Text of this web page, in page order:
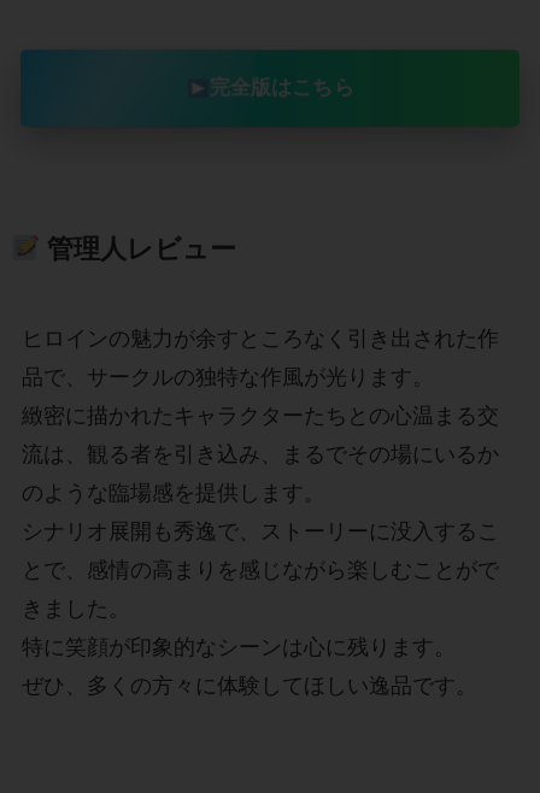
完全版はこちら
管理人レビュー
ヒロインの魅力が余すところなく引き出された作
品で、サークルの独特な作風が光ります。
緻密に描かれたキャラクターたちとの心温まる交
流は、観る者を引き込み、まるでその場にいるか
のような臨場感を提供します。
シナリオ展開も秀逸で、ストーリーに没入するこ
とで、感情の高まりを感じながら楽しむことがで
きました。
特に笑顔が印象的なシーンは心に残ります。
ぜひ、多くの方々に体験してほしい逸品です。